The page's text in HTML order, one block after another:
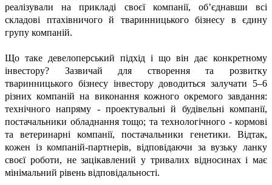
реалізували на прикладі своєї компанії, об’єднавши всі
складові птахівничого й тваринницького бізнесу в єдину
групу компаній.
Що таке девелоперський підхід і що він дає конкретному
інвестору? Зазвичай для створення та розвитку
тваринницького бізнесу інвестору доводиться залучати 5–6
різних компаній на виконання кожного окремого завдання:
технічного напряму - проектувальні й будівельні компанії,
постачальники обладнання тощо; та технологічного - кормові
та ветеринарні компанії, постачальники генетики. Відтак,
кожен із компаній-партнерів, відповідаючи за вузьку ланку
своєї роботи, не зацікавлений у тривалих відносинах і має
мінімальний рівень відповідальності.